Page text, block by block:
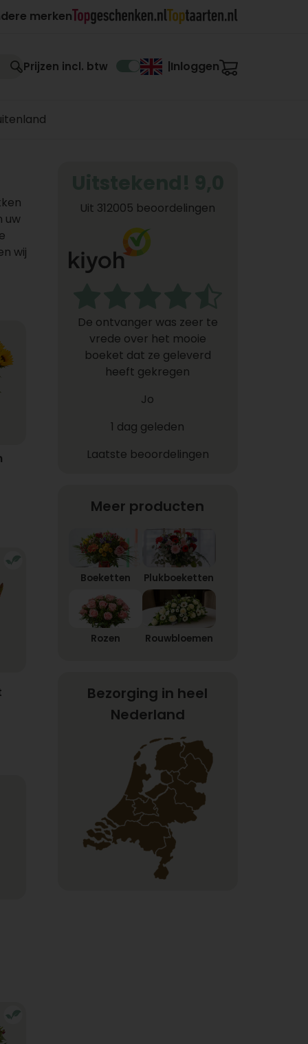
merken
Prijzen incl. btw Inloggen
uw
wij
Uit 312005 beoordelingen
De ontvanger was zeer te
vrede over het mooie
boeket dat ze geleverd
heeft gekregen
Jo
1 dag geleden
Laatste beoordelingen
Meer producten
Boeketten Plukboeketten
Rozen Rouwbloemen
Bezorging in heel
Nederland